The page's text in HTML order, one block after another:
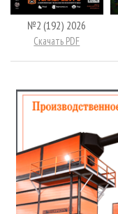
№2 (192) 2026
Скачать PDF